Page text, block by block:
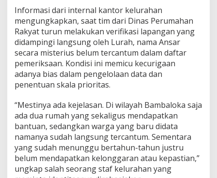
Informasi dari internal kantor kelurahan
mengungkapkan, saat tim dari Dinas Perumahan
Rakyat turun melakukan verifikasi lapangan yang
didampingi langsung oleh Lurah, nama Ansar
secara misterius belum tercantum dalam daftar
pemeriksaan. Kondisi ini memicu kecurigaan
adanya bias dalam pengelolaan data dan
penentuan skala prioritas.
“Mestinya ada kejelasan. Di wilayah Bambaloka saja
ada dua rumah yang sekaligus mendapatkan
bantuan, sedangkan warga yang baru didata
namanya sudah langsung tercantum. Sementara
yang sudah menunggu bertahun-tahun justru
belum mendapatkan kelonggaran atau kepastian,”
ungkap salah seorang staf kelurahan yang